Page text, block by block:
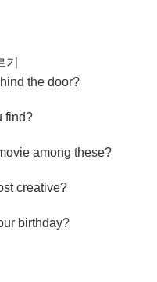
the door?
find?
among these?
creative?
birthday?